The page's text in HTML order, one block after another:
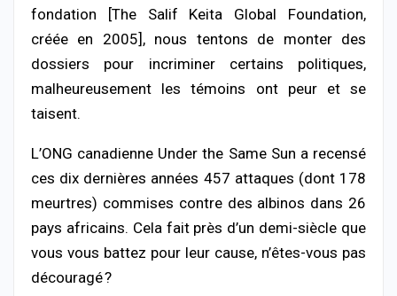
fondation [The Salif Keita Global Foundation,
créée en 2005], nous tentons de monter des
dossiers pour incriminer certains politiques,
malheureusement les témoins ont peur et se
taisent.
L’ONG canadienne Under the Same Sun a recensé
ces dix dernières années 457 attaques (dont 178
meurtres) commises contre des albinos dans 26
pays africains. Cela fait près d’un demi-siècle que
vous vous battez pour leur cause, n’êtes-vous pas
découragé ?